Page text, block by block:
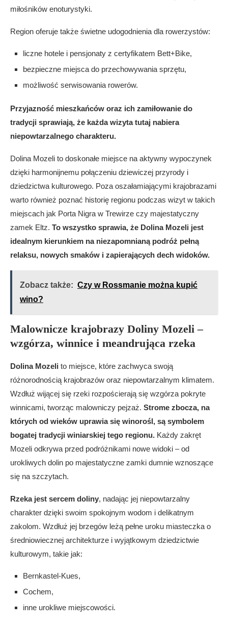
miłośników enoturystyki.
Region oferuje także świetne udogodnienia dla rowerzystów:
liczne hotele i pensjonaty z certyfikatem Bett+Bike,
bezpieczne miejsca do przechowywania sprzętu,
możliwość serwisowania rowerów.
Przyjazność mieszkańców oraz ich zamiłowanie do
tradycji sprawiają, że każda wizyta tutaj nabiera
niepowtarzalnego charakteru.
Dolina Mozeli to doskonałe miejsce na aktywny wypoczynek
dzięki harmonijnemu połączeniu dziewiczej przyrody i
dziedzictwa kulturowego. Poza oszałamiającymi krajobrazami
warto również poznać historię regionu podczas wizyt w takich
miejscach jak Porta Nigra w Trewirze czy majestatyczny
zamek Eltz. To wszystko sprawia, że Dolina Mozeli jest
idealnym kierunkiem na niezapomnianą podróż pełną
relaksu, nowych smaków i zapierających dech widoków.
Zobacz także: Czy w Rossmanie można kupić
wino?
Malownicze krajobrazy Doliny Mozeli –
wzgórza, winnice i meandrująca rzeka
Dolina Mozeli to miejsce, które zachwyca swoją
różnorodnością krajobrazów oraz niepowtarzalnym klimatem.
Wzdłuż wijącej się rzeki rozpościerają się wzgórza pokryte
winnicami, tworząc malowniczy pejzaż. Strome zbocza, na
których od wieków uprawia się winorośl, są symbolem
bogatej tradycji winiarskiej tego regionu. Każdy zakręt
Mozeli odkrywa przed podróżnikami nowe widoki – od
urokliwych dolin po majestatyczne zamki dumnie wznoszące
się na szczytach.
Rzeka jest sercem doliny, nadając jej niepowtarzalny
charakter dzięki swoim spokojnym wodom i delikatnym
zakolom. Wzdłuż jej brzegów leżą pełne uroku miasteczka o
średniowiecznej architekturze i wyjątkowym dziedzictwie
kulturowym, takie jak:
Bernkastel-Kues,
Cochem,
inne urokliwe miejscowości.